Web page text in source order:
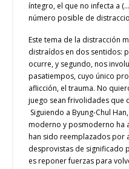
íntegro, el que no infecta a
número posible de
Este tema de la distracción
distraídos en dos sentidos:
ocurre, y segundo, nos
pasatiempos, cuyo único
aflicción, el trauma. No
juego sean frivolidades que
Siguiendo a Byung-Chul
moderno y posmoderno ha
han sido reemplazados por
desprovistas de significado
es reponer fuerzas para